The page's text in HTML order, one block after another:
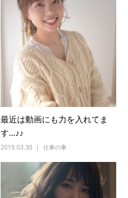
最近は動画にも力を入れてま
す…♪♪
2019.03.30 仕事の事